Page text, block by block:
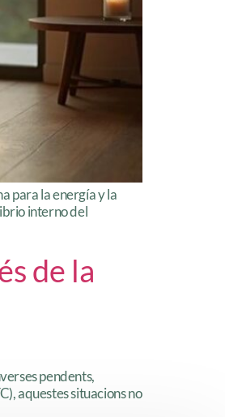
para la energía y la
interno del
de la
pendents,
aquestes situacions no